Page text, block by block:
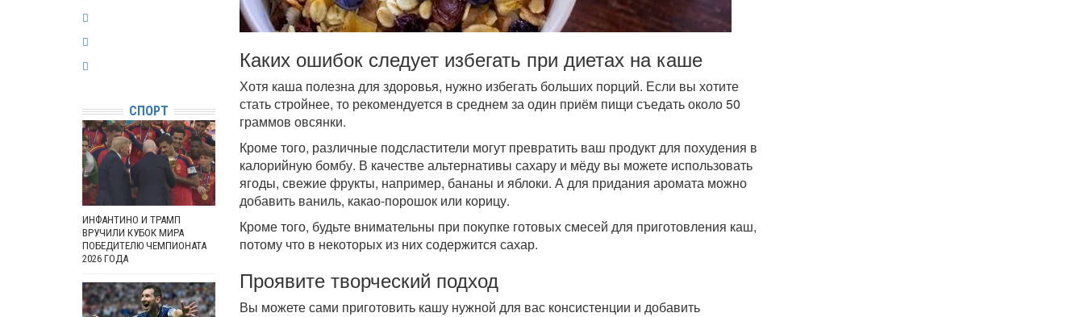
Каких ошибок следует избегать при диетах на каше
Хотя каша полезна для здоровья, нужно избегать больших порций. Если вы хотите
стать стройнее, то рекомендуется в среднем за один приём пищи съедать около 50
граммов овсянки.
Кроме того, различные подсластители могут превратить ваш продукт для похудения в
калорийную бомбу. В качестве альтернативы сахару и мёду вы можете использовать
ягоды, свежие фрукты, например, бананы и яблоки. А для придания аромата можно
добавить ваниль, какао-порошок или корицу.
Кроме того, будьте внимательны при покупке готовых смесей для приготовления каш,
потому что в некоторых из них содержится сахар.
Проявите творческий подход
Вы можете сами приготовить кашу нужной для вас консистенции и добавить
СПОРТ
ИНФАНТИНО И ТРАМП
ВРУЧИЛИ КУБОК МИРА
ПОБЕДИТЕЛЮ ЧЕМПИОНАТА
2026 ГОДА